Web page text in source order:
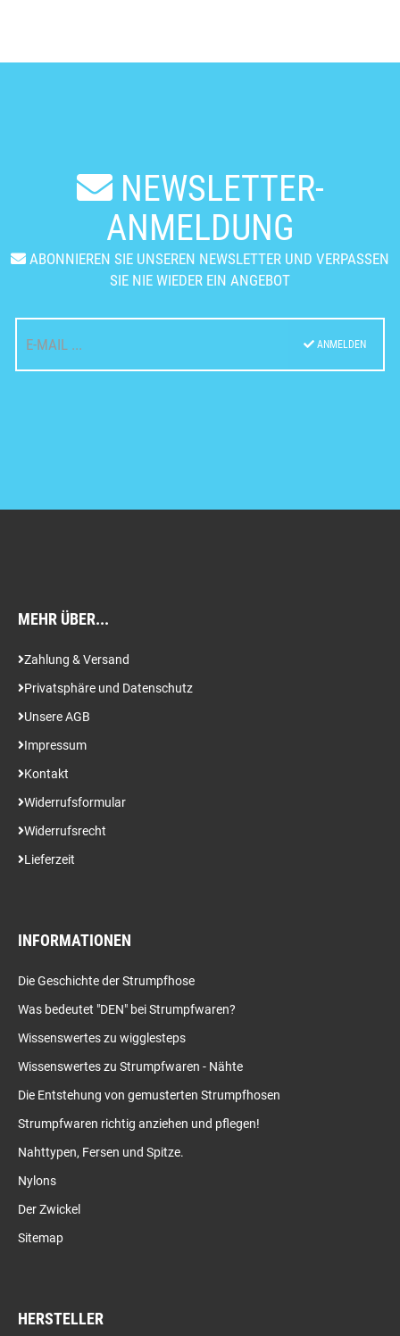
NEWSLETTER-
ANMELDUNG
ABONNIEREN SIE UNSEREN NEWSLETTER UND VERPASSEN
SIE NIE WIEDER EIN ANGEBOT
ANMELDEN
MEHR ÜBER...
Zahlung & Versand
Privatsphäre und Datenschutz
Unsere AGB
Impressum
Kontakt
Widerrufsformular
Widerrufsrecht
Lieferzeit
INFORMATIONEN
Die Geschichte der Strumpfhose
Was bedeutet "DEN" bei Strumpfwaren?
Wissenswertes zu wigglesteps
Wissenswertes zu Strumpfwaren - Nähte
Die Entstehung von gemusterten Strumpfhosen
Strumpfwaren richtig anziehen und pflegen!
Nahttypen, Fersen und Spitze.
Nylons
Der Zwickel
Sitemap
HERSTELLER